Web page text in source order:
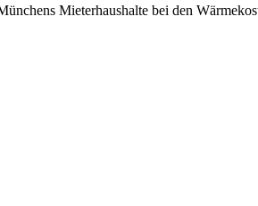
Mieterhaushalte bei den